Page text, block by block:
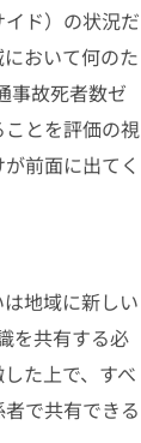
ド）の状況だ
おいて何のた
事故死者数ゼ
とを評価の視
前面に出てく
地域に新しい
を共有する必
た上で、すべ
で共有できる